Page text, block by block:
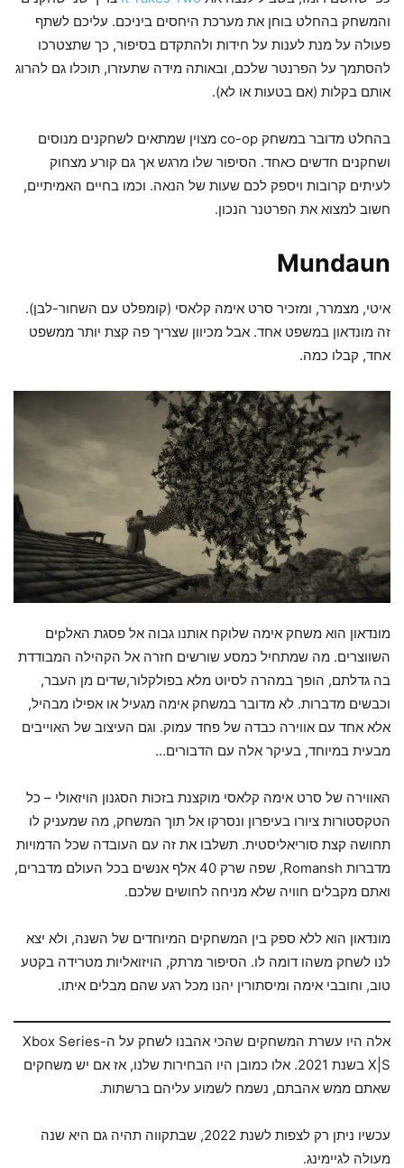
והמשחק בהחלט בוחן את מערכת היחסים ביניכם. עליכם לשתף
פעולה על מנת לענות על חידות ולהתקדם בסיפור, כך שתצטרכו
להסתמך על הפרנטר שלכם, ובאותה מידה שתעזרו, תוכלו גם להרוג
אותם בקלות (אם בטעות או לא).
בהחלט מדובר במשחק co-op מצוין שמתאים לשחקנים מנוסים
ושחקנים חדשים כאחד. הסיפור שלו מרגש אך גם קורע מצחוק
לעיתים קרובות ויספק לכם שעות של הנאה. וכמו בחיים האמיתיים,
חשוב למצוא את הפרטנר הנכון.
Mundaun
איטי, מצמרר, ומזכיר סרט אימה קלאסי (קומפלט עם השחור-לבן).
זה מונדאון במשפט אחד. אבל מכיוון שצריך פה קצת יותר ממשפט
אחד, קבלו כמה.
מונדאון הוא משחק אימה שלוקח אותנו גבוה אל פסגת האלpים
השווצרים. מה שמתחיל כמסע שורשים חזרה אל הקהילה המבודדת
בה גדלתם, הופך במהרה לסיוט מלא בפולקלור,שדים מן העבר,
וכבשים מדברות. לא מדובר במשחק אימה מגעיל או אפילו מבהיל,
אלא אחד עם אווירה כבדה של פחד עמוק. וגם העיצוב של האוייבים
מבעית במיוחד, בעיקר אלה עם הדבורים…
האווירה של סרט אימה קלאסי מוקצנת בזכות הסגנון הויזאולי – כל
הטקסטורות ציורו בעיפרון ונסרקו אל תוך המשחק, מה שמעניק לו
תחושה קצת סוריאליסטית. תשלבו את זה עם העובדה שכל הדמויות
מדברות Romansh, שפה שרק 40 אלף אנשים בכל העולם מדברים,
ואתם מקבלים חוויה שלא מניחה לחושים שלכם.
מונדאון הוא ללא ספק בין המשחקים המיוחדים של השנה, ולא יצא
לנו לשחק משהו דומה לו. הסיפור מרתק, הויזואליות מטרידה בקטע
טוב, וחובבי אימה ומיסתורין יהנו מכל רגע שהם מבלים איתו.
אלה היו עשרת המשחקים שהכי אהבנו לשחק על ה-Xbox Series
X|S בשנת 2021. אלו כמובן היו הבחירות שלנו, אז אם יש משחקים
שאתם ממש אהבתם, נשמח לשמוע עליהם ברשתות.
עכשיו ניתן רק לצפות לשנת 2022, שבתקווה תהיה גם היא שנה
מעולה לגיימינג.